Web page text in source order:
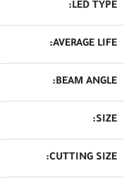
LED TYPE:
AVERAGE LIFE:
BEAM ANGLE:
SIZE:
CUTTING SIZE: